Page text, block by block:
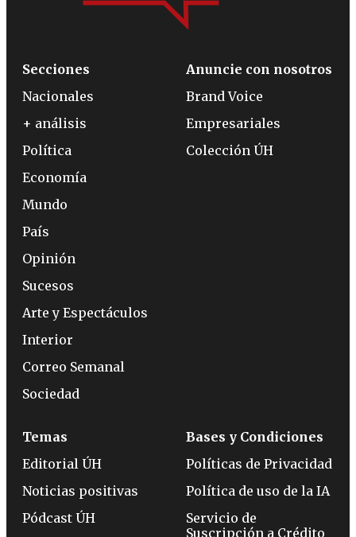
Secciones
Nacionales
+ análisis
Política
Economía
Mundo
País
Opinión
Sucesos
Arte y Espectáculos
Interior
Correo Semanal
Sociedad
Anuncie con nosotros
Brand Voice
Empresariales
Colección ÚH
Temas
Editorial ÚH
Noticias positivas
Pódcast ÚH
Bases y Condiciones
Políticas de Privacidad
Política de uso de la IA
Servicio de
Suscripción a Crédito